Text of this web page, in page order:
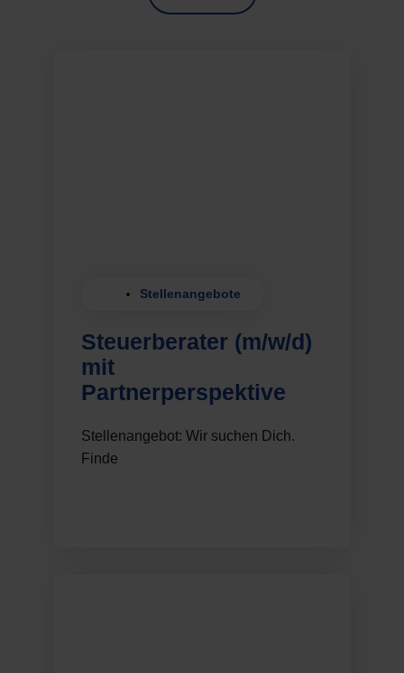
Stellenangebote
Steuerberater (m/w/d)
mit
Partnerperspektive
Stellenangebot: Wir suchen Dich.
Finde